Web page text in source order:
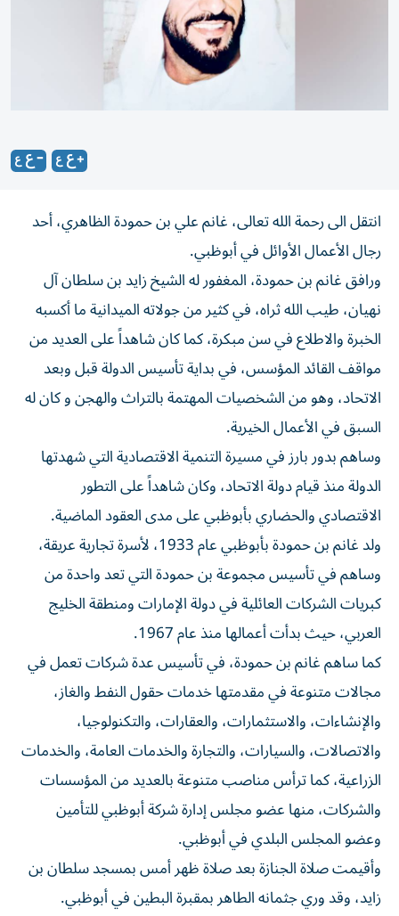
انتقل الى رحمة الله تعالى، غانم علي بن حمودة الظاهري، أحد
رجال الأعمال الأوائل في أبوظبي.
ورافق غانم بن حمودة، المغفور له الشيخ زايد بن سلطان آل
نهيان، طيب الله ثراه، في كثير من جولاته الميدانية ما أكسبه
الخبرة والاطلاع في سن مبكرة، كما كان شاهداً على العديد من
مواقف القائد المؤسس، في بداية تأسيس الدولة قبل وبعد
الاتحاد، وهو من الشخصيات المهتمة بالتراث والهجن و كان له
السبق في الأعمال الخيرية.
وساهم بدور بارز في مسيرة التنمية الاقتصادية التي شهدتها
الدولة منذ قيام دولة الاتحاد، وكان شاهداً على التطور
الاقتصادي والحضاري بأبوظبي على مدى العقود الماضية.
ولد غانم بن حمودة بأبوظبي عام 1933، لأسرة تجارية عريقة،
وساهم في تأسيس مجموعة بن حمودة التي تعد واحدة من
كبريات الشركات العائلية في دولة الإمارات ومنطقة الخليج
العربي، حيث بدأت أعمالها منذ عام 1967.
كما ساهم غانم بن حمودة، في تأسيس عدة شركات تعمل في
مجالات متنوعة في مقدمتها خدمات حقول النفط والغاز،
والإنشاءات، والاستثمارات، والعقارات، والتكنولوجيا،
والاتصالات، والسيارات، والتجارة والخدمات العامة، والخدمات
الزراعية، كما ترأس مناصب متنوعة بالعديد من المؤسسات
والشركات، منها عضو مجلس إدارة شركة أبوظبي للتأمين
وعضو المجلس البلدي في أبوظبي.
وأقيمت صلاة الجنازة بعد صلاة ظهر أمس بمسجد سلطان بن
زايد، وقد وري جثمانه الطاهر بمقبرة البطين في أبوظبي.